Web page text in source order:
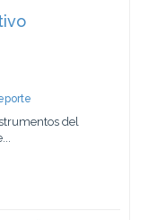
del